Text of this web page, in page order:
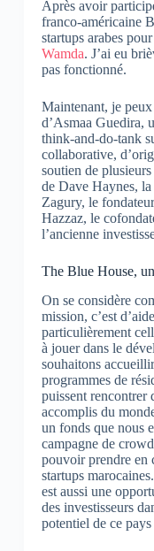
Après avoir
franco-américaine
startups arabes
Wamda. J’ai eu
pas fonctionné.
Maintenant, je
d’Asmaa Guedira,
think-and-do-tank
collaborative,
soutien de
de Dave Haynes,
Zagury, le
Hazzaz, le
l’ancienne
The Blue House,
On se considère
mission, c’est
particulièrement
à jouer dans le
souhaitons
programmes de
puissent rencontrer
accomplis du
un fonds que nous
campagne de
pouvoir prendre en
startups marocaines.
est aussi une
des investisseurs
potentiel de ce